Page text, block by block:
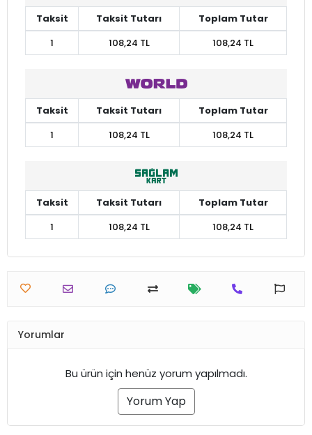
Taksit Taksit Tutarı
Toplam Tutar
1
108,24 TL 108,24 TL
Taksit Taksit Tutarı
Toplam Tutar
1
108,24 TL 108,24 TL
Taksit Taksit Tutarı
Toplam Tutar
1
108,24 TL 108,24 TL
Yorumlar
Bu ürün için henüz yorum yapılmadı.
Yorum Yap